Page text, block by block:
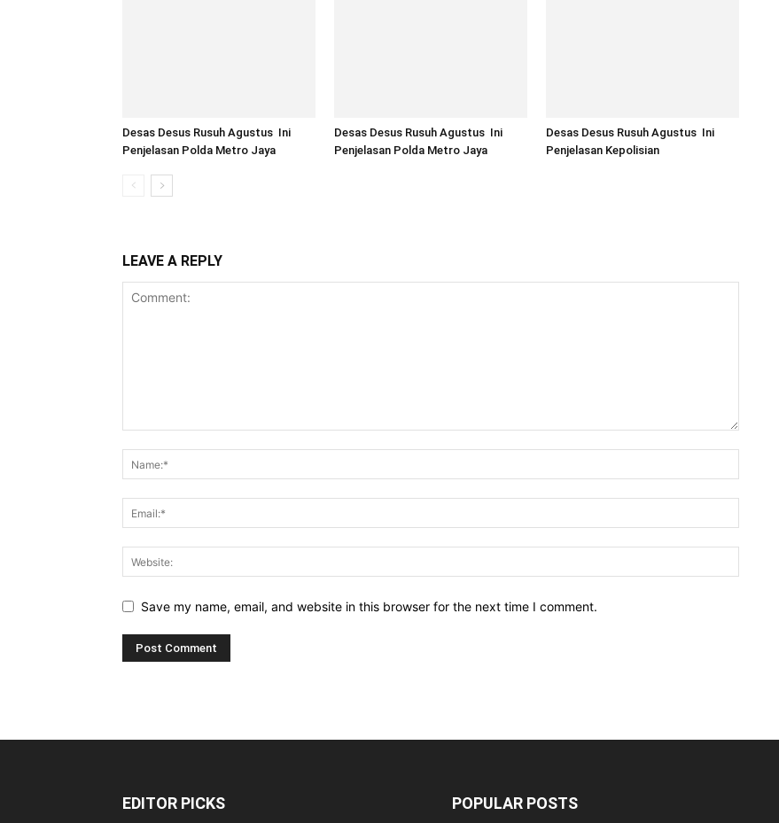
Desas Desus Rusuh Agustus Ini
Penjelasan Polda Metro Jaya
Desas Desus Rusuh Agustus Ini
Penjelasan Polda Metro Jaya
Desas Desus Rusuh Agustus Ini
Penjelasan Kepolisian
LEAVE A REPLY
Save my name, email, and website in this browser for the next time I comment.
EDITOR PICKS POPULAR POSTS